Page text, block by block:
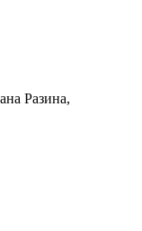
Разина,